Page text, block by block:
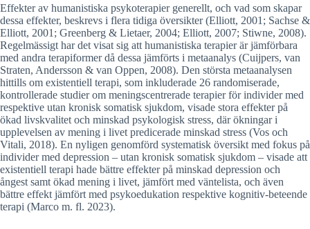
Effekter av humanistiska psykoterapier generellt, och vad som skapar
dessa effekter, beskrevs i flera tidiga översikter (Elliott, 2001; Sachse &
Elliott, 2001; Greenberg & Lietaer, 2004; Elliott, 2007; Stiwne, 2008).
Regelmässigt har det visat sig att humanistiska terapier är jämförbara
med andra terapiformer då dessa jämförts i metaanalys (Cuijpers, van
Straten, Andersson & van Oppen, 2008). Den största metaanalysen
hittills om existentiell terapi, som inkluderade 26 randomiserade,
kontrollerade studier om meningscentrerade terapier för individer med
respektive utan kronisk somatisk sjukdom, visade stora effekter på
ökad livskvalitet och minskad psykologisk stress, där ökningar i
upplevelsen av mening i livet predicerade minskad stress (Vos och
Vitali, 2018). En nyligen genomförd systematisk översikt med fokus på
individer med depression – utan kronisk somatisk sjukdom – visade att
existentiell terapi hade bättre effekter på minskad depression och
ångest samt ökad mening i livet, jämfört med väntelista, och även
bättre effekt jämfört med psykoedukation respektive kognitiv-beteende
terapi (Marco m. fl. 2023).